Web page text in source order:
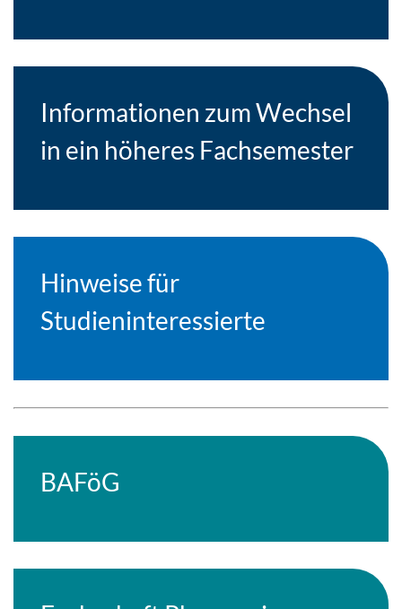
Informationen zum Wechsel
in ein höheres Fachsemester
Hinweise für
Studieninteressierte
BAFöG